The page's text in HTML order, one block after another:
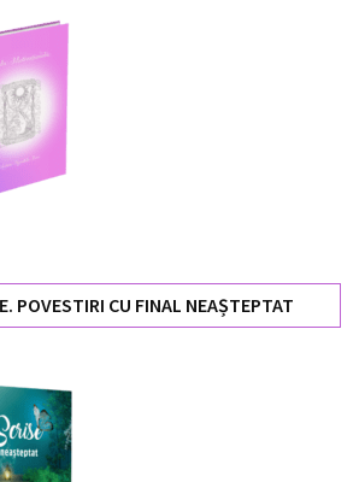
POVESTIRI CU FINAL NEAȘTEPTAT